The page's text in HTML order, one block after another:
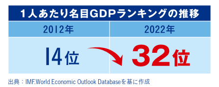
出典： IMF.World Economic Outlook Databaseを基に作成